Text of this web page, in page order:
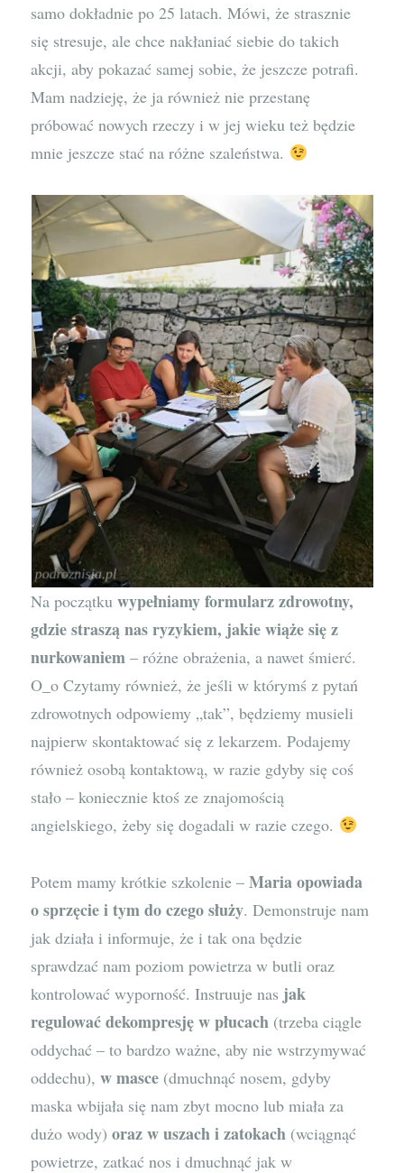
samo dokładnie po 25 latach. Mówi, że strasznie
się stresuje, ale chce nakłaniać siebie do takich
akcji, aby pokazać samej sobie, że jeszcze potrafi.
Mam nadzieję, że ja również nie przestanę
próbować nowych rzeczy i w jej wieku też będzie
mnie jeszcze stać na różne szaleństwa.
Na początkuwypełniamy formularz zdrowotny,
gdzie straszą nas ryzykiem, jakie wiąże się z
nurkowaniem – różne obrażenia, a nawet śmierć.
O_o Czytamy również, że jeśli w którymś z pytań
zdrowotnych odpowiemy „tak”, będziemy musieli
najpierw skontaktować się z lekarzem. Podajemy
również osobą kontaktową, w razie gdyby się coś
stało – koniecznie ktoś ze znajomością
angielskiego, żeby się dogadali w razie czego.
Potem mamy krótkie szkolenie –Maria opowiada
o sprzęcie i tym do czego służy. Demonstruje nam
jak działa i informuje, że i tak ona będzie
sprawdzać nam poziom powietrza w butli oraz
kontrolować wyporność. Instruuje nas jak
regulować dekompresję w płucach (trzeba ciągle
oddychać – to bardzo ważne, aby nie wstrzymywać
oddechu),w masce (dmuchnąć nosem, gdyby
maska wbijała się nam zbyt mocno lub miała za
dużo wody)oraz w uszach i zatokach (wciągnąć
powietrze, zatkać nos i dmuchnąć jak w